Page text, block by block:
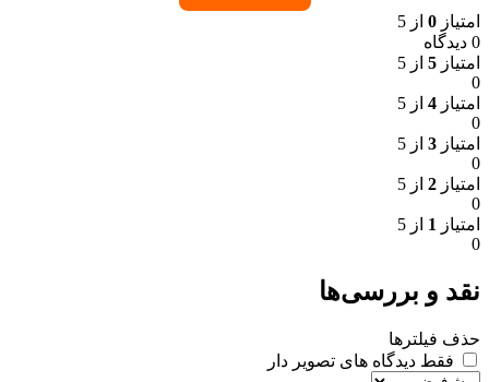
امتیاز 0 از 5
0 دیدگاه
امتیاز 5 از 5
0
امتیاز 4 از 5
0
امتیاز 3 از 5
0
امتیاز 2 از 5
0
امتیاز 1 از 5
0
نقد و بررسی‌ها
حذف فیلترها
فقط دیدگاه های تصویر دار